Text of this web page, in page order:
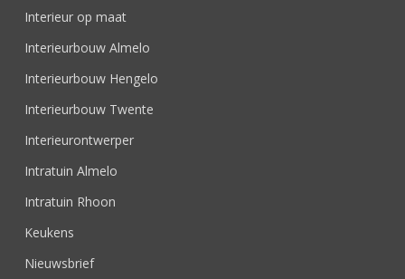
Interieur op maat
Interieurbouw Almelo
Interieurbouw Hengelo
Interieurbouw Twente
Interieurontwerper
Intratuin Almelo
Intratuin Rhoon
Keukens
Nieuwsbrief